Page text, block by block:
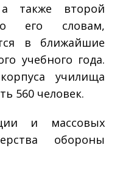
также второй
его словам,
в ближайшие
учебного года.
училища
560 человек.
и массовых
обороны